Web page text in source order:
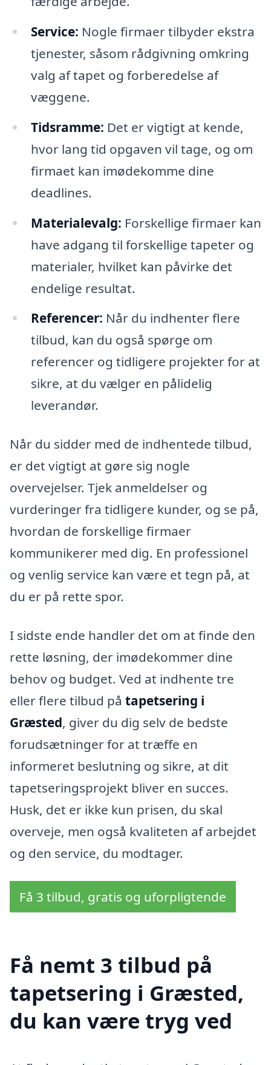
Service: Nogle firmaer tilbyder ekstra
tjenester, såsom rådgivning omkring
valg af tapet og forberedelse af
væggene.
Tidsramme: Det er vigtigt at kende,
hvor lang tid opgaven vil tage, og om
firmaet kan imødekomme dine
deadlines.
Materialevalg: Forskellige firmaer kan
have adgang til forskellige tapeter og
materialer, hvilket kan påvirke det
endelige resultat.
Referencer: Når du indhenter flere
tilbud, kan du også spørge om
referencer og tidligere projekter for at
sikre, at du vælger en pålidelig
leverandør.
Når du sidder med de indhentede tilbud,
er det vigtigt at gøre sig nogle
overvejelser. Tjek anmeldelser og
vurderinger fra tidligere kunder, og se på,
hvordan de forskellige firmaer
kommunikerer med dig. En professionel
og venlig service kan være et tegn på, at
du er på rette spor.
I sidste ende handler det om at finde den
rette løsning, der imødekommer dine
behov og budget. Ved at indhente tre
eller flere tilbud på tapetsering i
Græsted, giver du dig selv de bedste
forudsætninger for at træffe en
informeret beslutning og sikre, at dit
tapetseringsprojekt bliver en succes.
Husk, det er ikke kun prisen, du skal
overveje, men også kvaliteten af arbejdet
og den service, du modtager.
Få 3 tilbud, gratis og uforpligtende
Få nemt 3 tilbud på
tapetsering i Græsted,
du kan være tryg ved